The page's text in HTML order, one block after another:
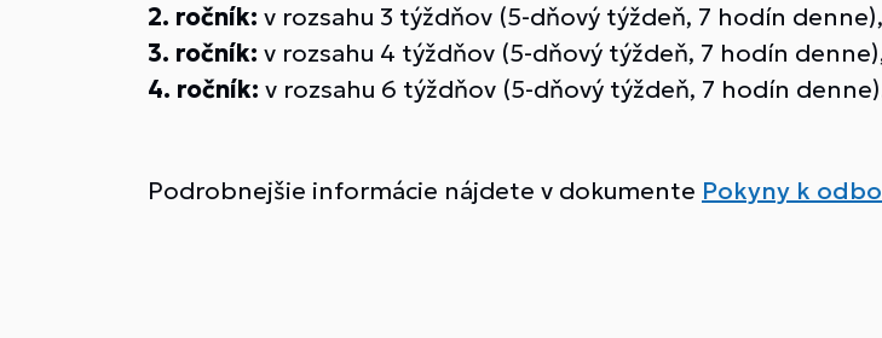
2. ročník: v rozsahu 3 týždňov (5-dňový týždeň, 7 hodín denne),
3. ročník: v rozsahu 4 týždňov (5-dňový týždeň, 7 hodín
4. ročník: v rozsahu 6 týždňov (5-dňový týždeň, 7 hodín
Podrobnejšie informácie nájdete v dokumente Pokyny k